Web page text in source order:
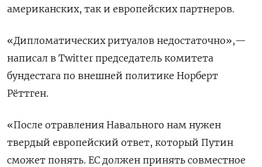
американских, так и европейских партнеров.
«Дипломатических ритуалов недостаточно»,—
написал в Twitter председатель комитета
бундестага по внешней политике Норберт
Рёттген.
«После отравления Навального нам нужен
твердый европейский ответ, который Путин
сможет понять. ЕС должен принять совместное